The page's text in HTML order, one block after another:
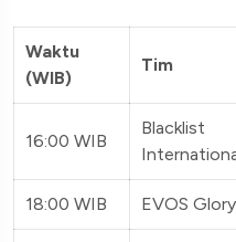
Waktu
(WIB)
Tim
16:00 WIB
Blacklist
18:00 WIB EVOS Glory